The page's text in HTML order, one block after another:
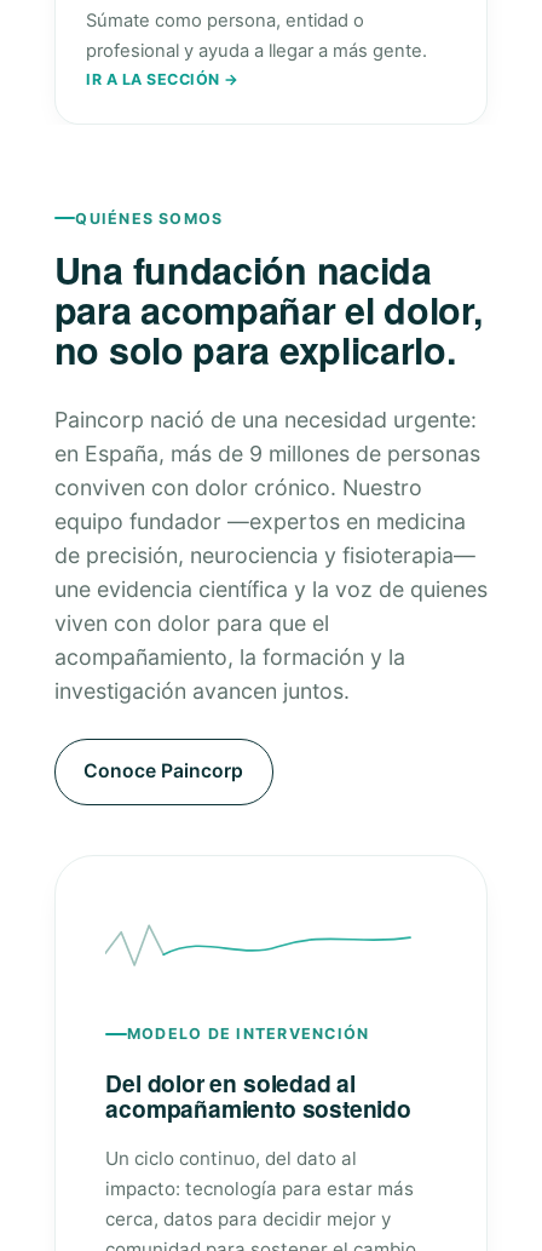
Súmate como persona, entidad o
profesional y ayuda a llegar a más gente.
IR A LA SECCIÓN →
QUIÉNES SOMOS
Una fundación nacida
para acompañar el dolor,
no solo para explicarlo.
Paincorp nació de una necesidad urgente:
en España, más de 9 millones de personas
conviven con dolor crónico. Nuestro
equipo fundador —expertos en medicina
de precisión, neurociencia y fisioterapia—
une evidencia científica y la voz de quienes
viven con dolor para que el
acompañamiento, la formación y la
investigación avancen juntos.
Conoce Paincorp
MODELO DE INTERVENCIÓN
Del dolor en soledad al
acompañamiento sostenido
Un ciclo continuo, del dato al
impacto: tecnología para estar más
cerca, datos para decidir mejor y